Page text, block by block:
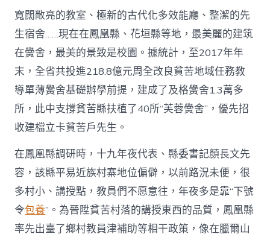
寬闊敞亮的教室、極新的古代化多效能廳、整潔的先
生宿舍……現在在鳳凰縣、花垣縣等地，最美麗的建筑
在黌舍，最美的景致是校園。據統計，至2017年年
末，全省共投進218.8億元周全改良貧苦地域任務教
導單薄黌舍基礎辦學前提，建成了及格黌舍1.3萬多
所，此中支撐貧苦縣扶植了40所“芙蓉黌舍”，優先招
收建檔立卡貧苦戶先生。
在鳳凰縣調研時，十九年夜代表、縣委書記顏長文先
容，該縣平易近族村寨地位偏僻，以前路況未便，很
多村小、講授點，教員們不愿意往，年夜多是靠“下號
令包養”。為晉陞貧苦村落的講授東西的品質，鳳凰縣
率先出臺了鄉村教員津補助等相干政策，像在臘爾山